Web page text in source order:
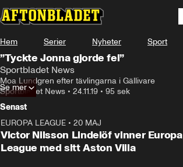
Hem Serier Nyheter Sport
”Tyckte Jonna gjorde fel”
Sportbladet News
Moa Lundgren efter tävlingarna i Gällivare
Sportbladet News • 24.11.19 • 95 sek
Se mer
Senast
EUROPA LEAGUE • 20 MAJ
Victor Nilsson Lindelöf vinner Europa
League med sitt Aston Villa